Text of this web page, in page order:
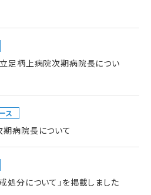
足柄上病院次期病院長につい
ス
病院長について
処分について」を掲載しました